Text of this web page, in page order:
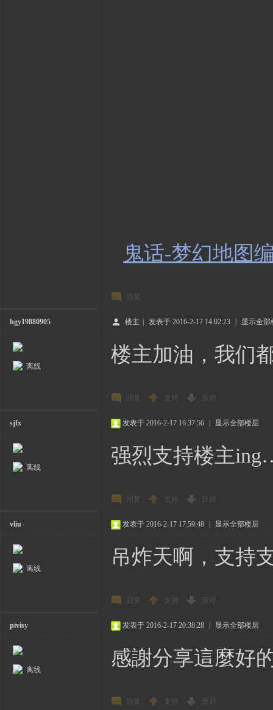
鬼话-梦幻地图
回复
hgy19880905
离线
楼主 发表于 2016-2-17 14:02:23 显示全部
楼主加油，我们
回复 支持 反对
sjfx
离线
发表于 2016-2-17 16:37:56 显示全部楼层
强烈支持楼主
回复 支持 反对
vliu
离线
发表于 2016-2-17 17:59:48 显示全部楼层
吊炸天啊，支持
回复 支持 反对
pivisy
离线
发表于 2016-2-17 20:38:28 显示全部楼层
感謝分享這麼好
回复 支持 反对